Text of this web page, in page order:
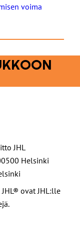
voima
JHL
Helsinki
ovat JHL:lle